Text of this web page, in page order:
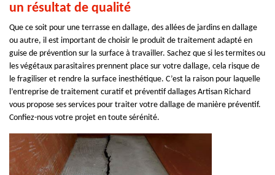
un résultat de qualité
Que ce soit pour une terrasse en dallage, des allées de jardins en dallage
ou autre, il est important de choisir le produit de traitement adapté en
guise de prévention sur la surface à travailler. Sachez que si les termites ou
les végétaux parasitaires prennent place sur votre dallage, cela risque de
le fragiliser et rendre la surface inesthétique. C’est la raison pour laquelle
l’entreprise de traitement curatif et préventif dallages Artisan Richard
vous propose ses services pour traiter votre dallage de manière préventif.
Confiez-nous votre projet en toute sérénité.